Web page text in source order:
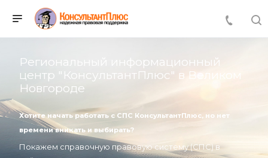
Региональный информационный
центр "КонсультантПлюс" в Великом
Новгороде
Хотите начать работать с СПС КонсультантПлюс, но нет
времени вникать и выбирать?
Покажем справочную правовую систему (СПС) в